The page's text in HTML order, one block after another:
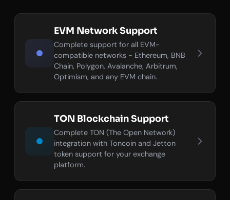
EVM Network Support
Complete support for all EVM-
compatible networks - Ethereum, BNB
Chain, Polygon, Avalanche, Arbitrum,
Optimism, and any EVM chain.
TON Blockchain Support
Complete TON (The Open Network)
integration with Toncoin and Jetton
token support for your exchange
platform.